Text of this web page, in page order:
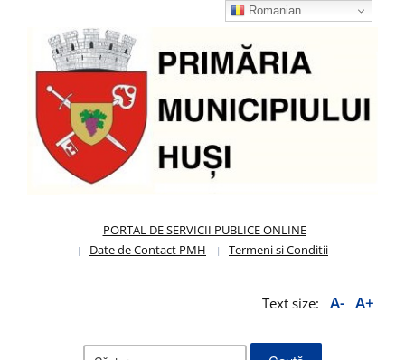
PORTAL DE SERVICII PUBLICE ONLINE
Date de Contact PMH
Termeni si Conditii
Text size: A- A+
Caută
Romanian